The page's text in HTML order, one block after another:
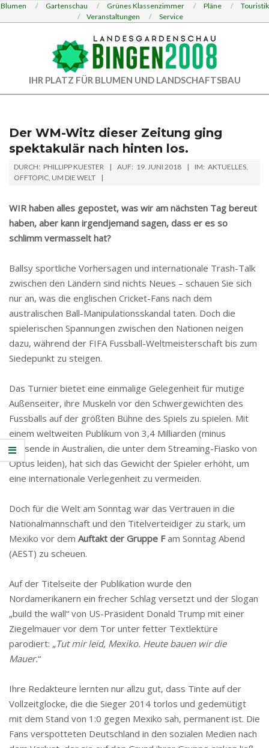
Skip
to
Blumen Gartenschau Grünes Klassenzimmer Pläne
Touristik
Veranstaltungen
Service
LANDESGARDENSCHAU
2008
IHR PLATZ FÜR BLUMEN UND LANDSCHAFTSBAU
MenuDer WM-Witz dieser Zeitung ging
spektakulär nach hinten los.
DURCH: PHILLIPP KUESTER AUF: 19. JUNI 2018 IM: AKTUELLES,
OFFTOPIC, UM DIE WELT
WIR haben alles gepostet, was wir am nächsten Tag bereut
haben, aber kann irgendjemand sagen, dass er es so
schlimm vermasselt hat?
Ballsy sportliche Vorhersagen und internationale Trash-Talk
zwischen den Ländern sind nichts Neues – schauen Sie sich
nur an, was die englischen Cricket-Fans nach dem
australischen Ball-Manipulationsskandal taten. Doch die
spielerischen Spannungen zwischen den Nationen neigen
dazu, während der FIFA Fussball-Weltmeisterschaft bis zum
Siedepunkt zu steigen.
Das Turnier bietet eine einmalige Gelegenheit für mutige
Außenseiter, ihre Muskeln vor den Schwergewichten des
Fussballs auf der größten Bühne des Spiels zu spielen. Mit
einem weltweiten Publikum von 3,4 Milliarden (minus
Tausende in Australien, die unter dem Streaming-Fiasko von
Optus leiden), hat sich das Gewicht der Spieler erhöht, um
eine internationale Verlegenheit zu vermeiden.
Doch für die Welt am Sonntag war das Vertrauen in die
Nationalmannschaft und den Titelverteidiger zu stark, um
Mexiko vor dem Auftakt der Gruppe Fam Sonntag Abend
(AEST) zu scheuen.
Auf der Titelseite der Publikation wurde den
Nordamerikanern ein frecher Schlag versetzt und der Slogan
„build the wall“ von US-Präsident Donald Trump mit einer
Ziegelmauer vor dem Tor unter fetter Textlektüre
parodiert: „Tut mir leid, Mexiko. Heute bauen wir die
Mauer.“
Ihre Redakteure lernten nur allzu gut, dass Tinte auf der
Vollzeitglocke, die die Sieger 2014 torlos und gedemütigt
mit dem Stand von 1:0 gegen Mexiko sah, permanent ist. Die
Fans verspotteten Deutschland in den sozialen Medien nach